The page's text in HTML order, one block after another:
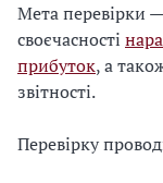
Мета перевірки
своєчасності
прибуток, а
звітності.
Перевірку